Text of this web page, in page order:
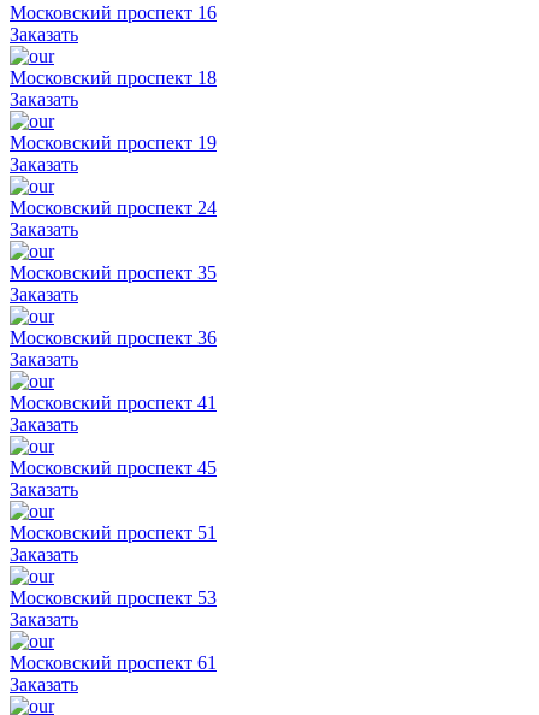
Московский проспект 16
Заказать
Московский проспект 18
Заказать
Московский проспект 19
Заказать
Московский проспект 24
Заказать
Московский проспект 35
Заказать
Московский проспект 36
Заказать
Московский проспект 41
Заказать
Московский проспект 45
Заказать
Московский проспект 51
Заказать
Московский проспект 53
Заказать
Московский проспект 61
Заказать